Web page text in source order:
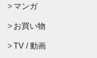
マンガ
お買い物
TV / 動画